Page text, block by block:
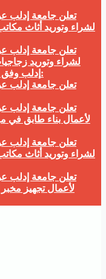
تعلن جامعة إدلب
لشراء وتوريد أثاث
تعلن جامعة إدلب
لشراء وتوريد
إدلب وفق الكميات والمواصفات المحددة أدناه:
تعلن جامعة إدلب
تعلن جامعة إدلب
لأعمال بناء طابق في
تعلن جامعة إدلب
لشراء وتوريد أثاث
تعلن جامعة إدلب
لأعمال تجهيز